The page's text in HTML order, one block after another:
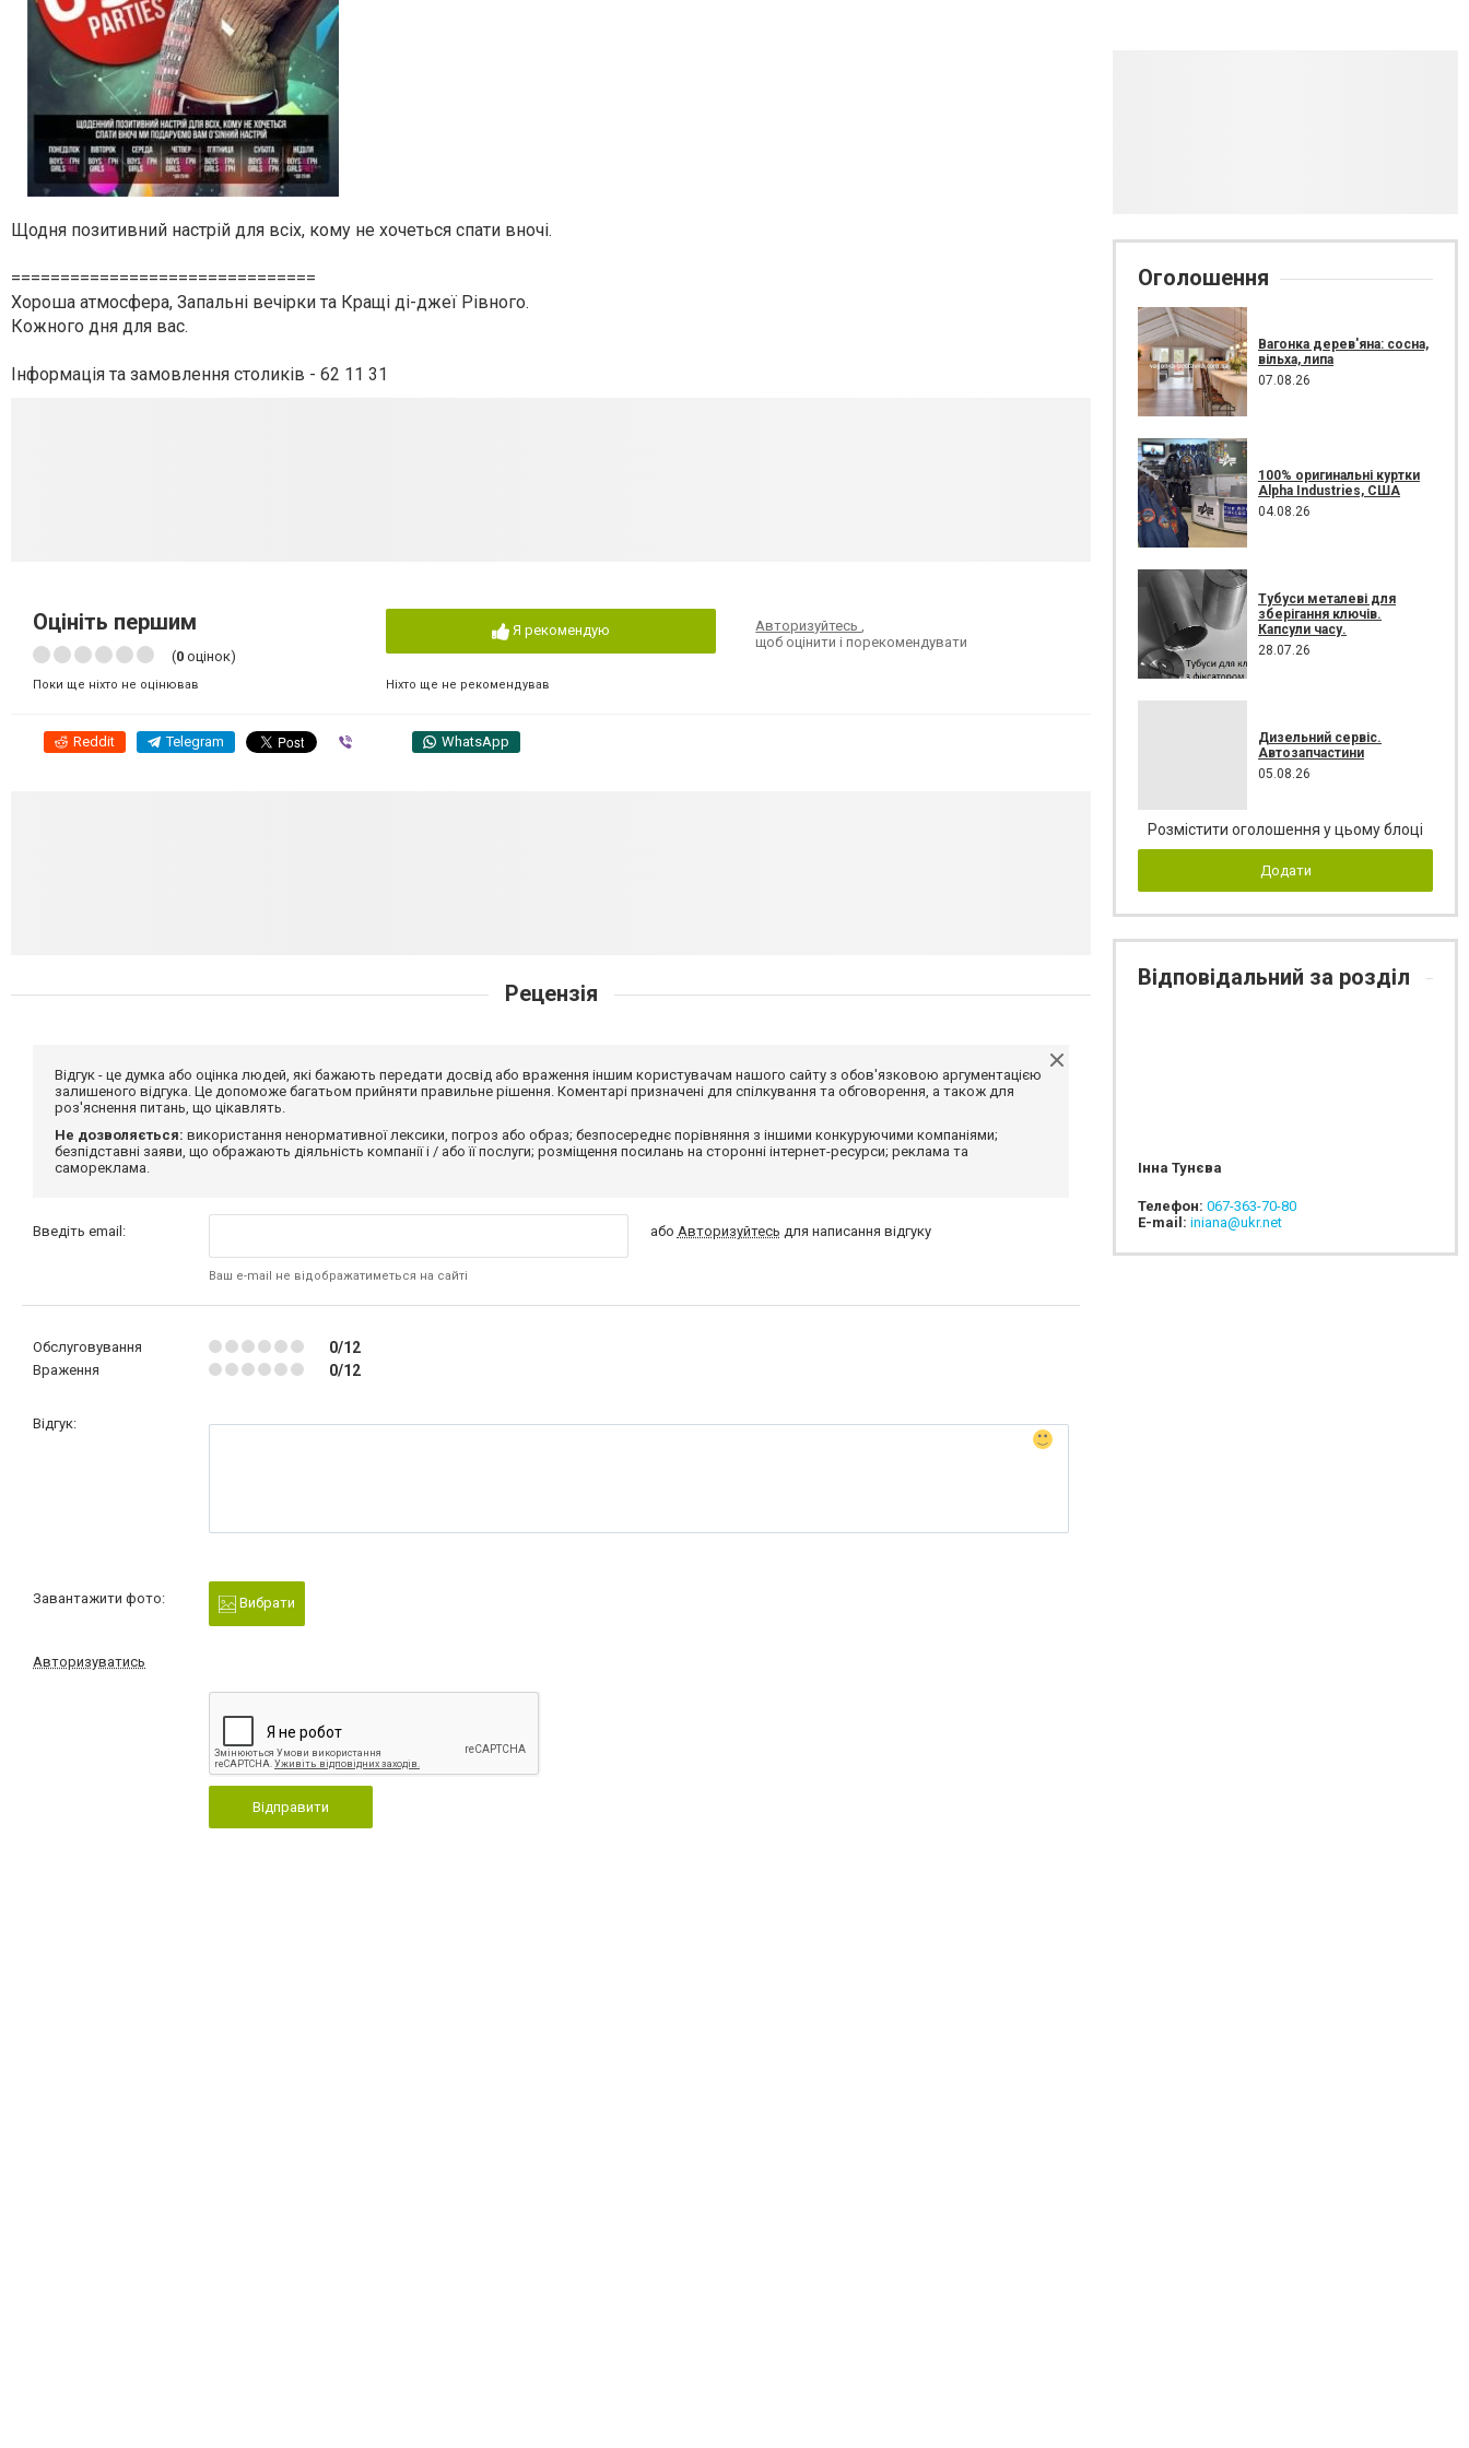
Щодня позитивний настрій для всіх, кому не хочеться спати вночі.
===============================
Хороша атмосфера, Запальні вечірки та Кращі ді-джеї Рівного.
Кожного дня для вас.
Інформація та замовлення столиків - 62 11 31
Оцініть першим
(0 оцінок)
Поки ще ніхто не оцінював
Я рекомендую
Ніхто ще не рекомендував
Авторизуйтесь,
щоб оцінити і порекомендувати
Reddit Telegram WhatsApp
Рецензія
Відгук - це думка або оцінка людей, які бажають передати досвід або враження іншим користувачам нашого сайту з обов'язковою аргументацією
залишеного відгука. Це допоможе багатьом прийняти правильне рішення. Коментарі призначені для спілкування та обговорення, а також для
роз'яснення питань, що цікавлять.
Не дозволяється: використання ненормативної лексики, погроз або образ; безпосереднє порівняння з іншими конкуруючими компаніями;
безпідставні заяви, що ображають діяльність компанії і / або її послуги; розміщення посилань на сторонні інтернет-ресурси; реклама та
самореклама.
Введіть email:
Ваш e-mail не відображатиметься на сайті
або Авторизуйтесь для написання відгуку
Обслуговування 0/12
Враження 0/12
Відгук:
Завантажити фото: Вибрати
Авторизуватись
Відправити
Оголошення
Вагонка дерев'яна: сосна,
вільха, липа
07.08.26
100% оригинальні куртки
Alpha Industries, США
04.08.26
Тубуси металеві для
зберігання ключів.
Капсули часу.
28.07.26
Дизельний сервіс.
Автозапчастини
05.08.26
Розмістити оголошення у цьому блоці
Додати
Відповідальний за розділ
Інна Тунєва
Телефон: 067-363-70-80
E-mail: iniana@ukr.net